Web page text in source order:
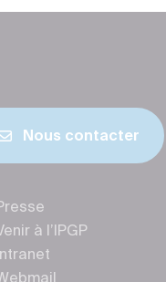
Nous contacter
à l’IPGP
Intranet